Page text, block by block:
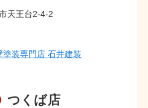
天王台2-4-2
装専門店 石井建装
つくば店